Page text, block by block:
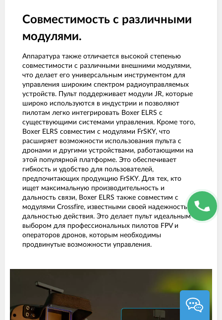
Совместимость с различными
модулями.
Аппаратура также отличается высокой степенью
совместимости с различными внешними модулями,
что делает его универсальным инструментом для
управления широким спектром радиоуправляемых
устройств. Пульт поддерживает модули JR, которые
широко используются в индустрии и позволяют
пилотам легко интегрировать Boxer ELRS с
существующими системами управления. Кроме того,
Boxer ELRS совместим с модулями FrSKY, что
расширяет возможности использования пульта с
дронами и другими устройствами, работающими на
этой популярной платформе. Это обеспечивает
гибкость и удобство для пользователей,
предпочитающих продукцию FrSKY. Для тех, кто
ищет максимальную производительность и
дальность связи, Boxer ELRS также совместим с
модулями Crossfire, известными своей надежностью и
дальностью действия. Это делает пульт идеальным
выбором для профессиональных пилотов FPV и
операторов дронов, которым необходимы
продвинутые возможности управления.